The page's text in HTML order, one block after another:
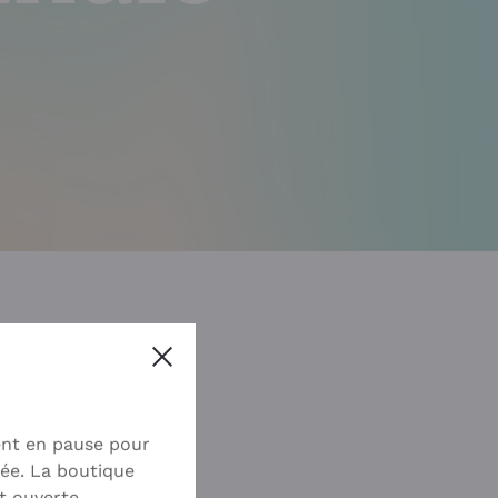
le rendez-vous.
en pause pour
La boutique